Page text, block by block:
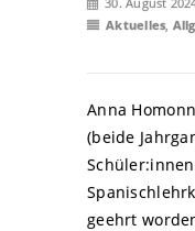
Aktuelles
Anna
(beide
geehrt